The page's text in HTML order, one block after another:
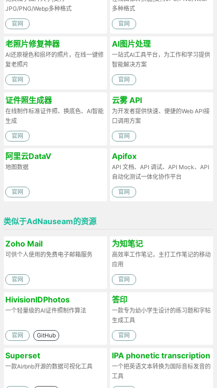
JPG/PNG/Webp多种格式
官网
多种格式
官网
老照片修复神器
AI还原褪色和损坏的照片，在线一键修
复老照片
官网
AI图片处理
一站式AI工具平台，为工作和学习提供
智能解决方案
官网
证件照生成器
在线制作标准证件照、换底色、AI智能
生成
官网
云雾 API
为开发者提供快速、便捷的Web API接
口调用方案
官网
阿里云DataV
地图数据
官网
Apifox
API 文档、API 调试、API Mock、API
自动化测试一体化协作平台
官网
类似于AdNauseam的资源
Zoho Mail
可供个人使用的免费电子邮箱服务
官网
为知笔记
高效率工作笔记，主打工作笔记的移动
应用
官网
HivisionIDPhotos
一个轻量级的AI证件照制作算法
官网 GitHub
答印
一款专为幼小学生设计的练习题和字帖
生成工具
官网
Superset
一款Airbnb开源的数据可视化工具
IPA phonetic transcription
一个把英语文本转换为国际音标发音的
工具